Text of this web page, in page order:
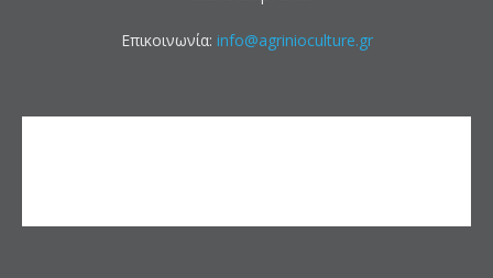
Επικοινωνία: info@agrinioculture.gr